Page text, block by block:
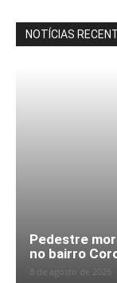
NOTÍCIAS
Pedestre
no bairro
8 de agosto de 2026